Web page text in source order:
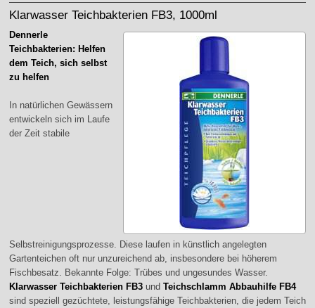
Klarwasser Teichbakterien FB3, 1000ml
Dennerle
Teichbakterien: Helfen
dem Teich, sich selbst
zu helfen
In natürlichen Gewässern
entwickeln sich im Laufe
der Zeit stabile
Selbstreinigungsprozesse. Diese laufen in künstlich angelegten
Gartenteichen oft nur unzureichend ab, insbesondere bei höherem
Fischbesatz. Bekannte Folge: Trübes und ungesundes Wasser.
Klarwasser Teichbakterien FB3und Teichschlamm Abbauhilfe FB4
sind speziell gezüchtete, leistungsfähige Teichbakterien, die jedem Teich